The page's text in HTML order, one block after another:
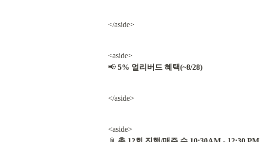
</aside>
<aside>
📢 5% 얼리버드 혜택(~8/28)
</aside>
<aside>